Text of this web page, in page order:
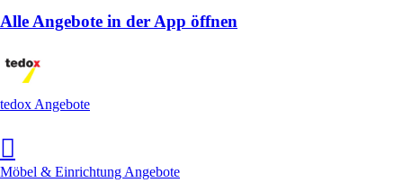
Alle Angebote in der App öffnen
tedox Angebote
Möbel & Einrichtung Angebote